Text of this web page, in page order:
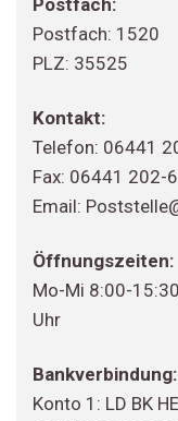
Postfach:
Postfach: 1520
PLZ: 35525
Kontakt:
Telefon: 06441
Fax: 06441 202-
Email:
Öffnungszeiten:
Mo-Mi 8:00-
Uhr
Bankverbindung:
Konto 1: LD BK